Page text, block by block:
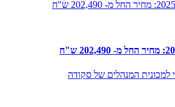
למכונית המנהלים של סקודה